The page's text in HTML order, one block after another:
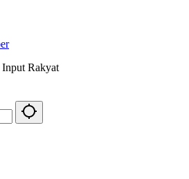
Rakyat